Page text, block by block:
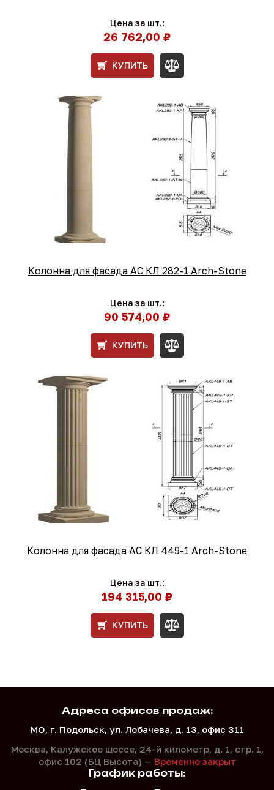
Цена за шт.:
26 762,00 ₽
КУПИТЬ
Колонна для фасада АС КЛ 282-1 Arch-Stone
Цена за шт.:
90 574,00 ₽
КУПИТЬ
Колонна для фасада АС КЛ 449-1 Arch-Stone
Цена за шт.:
194 315,00 ₽
КУПИТЬ
Адреса офисов продаж:
МО, г. Подольск, ул. Лобачева, д. 13, офис 311
Москва, Калужское шоссе, 24-й километр, д. 1, стр. 1,
офис 102 (БЦ Высота) — Временно закрыт
График работы: